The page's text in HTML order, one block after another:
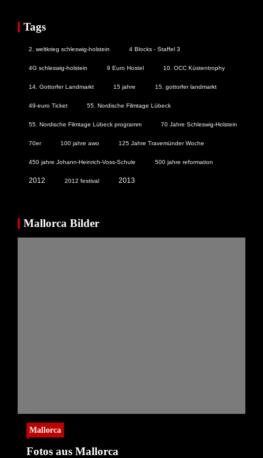
Tags
2. weltkrieg schleswig-holstein 4 Blocks - Staffel 3
4G schleswig-holstein 9 Euro Hostel 10. OCC Küstentrophy
14. Gottorfer Landmarkt 15 jahre 15. gottorfer landmarkt
49-euro Ticket 55. Nordische Filmtage Lübeck
55. Nordische Filmtage Lübeck programm 70 Jahre Schleswig-Holstein
70er 100 jahre awo 125 Jahre Travemünder Woche
450 jahre Johann-Heinrich-Voss-Schule 500 jahre reformation
2012 2012 festival 2013
Mallorca Bilder
Mallorca
Fotos aus Mallorca